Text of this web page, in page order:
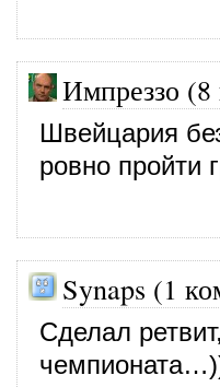
Импреззо
Швейцария
ровно пройти
Synaps (1
Сделал